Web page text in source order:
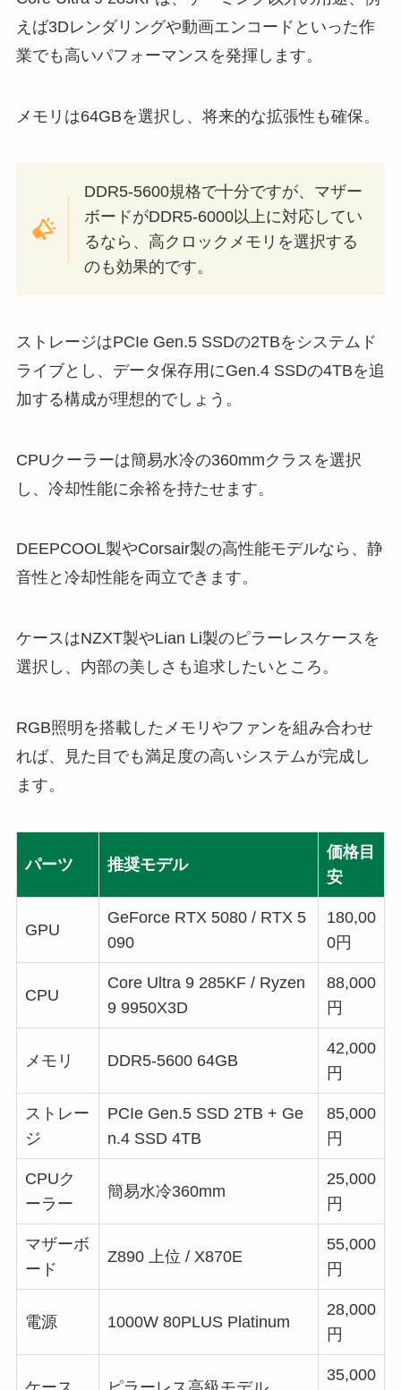
えば3Dレンダリングや動画エンコードといった作
業でも高いパフォーマンスを発揮します。
メモリは64GBを選択し、将来的な拡張性も確保。
DDR5-5600規格で十分ですが、マザー
ボードがDDR5-6000以上に対応してい
るなら、高クロックメモリを選択する
のも効果的です。
ストレージはPCIe Gen.5 SSDの2TBをシステムド
ライブとし、データ保存用にGen.4 SSDの4TBを追
加する構成が理想的でしょう。
CPUクーラーは簡易水冷の360mmクラスを選択
し、冷却性能に余裕を持たせます。
DEEPCOOL製やCorsair製の高性能モデルなら、静
音性と冷却性能を両立できます。
ケースはNZXT製やLian Li製のピラーレスケースを
選択し、内部の美しさも追求したいところ。
RGB照明を搭載したメモリやファンを組み合わせ
れば、見た目でも満足度の高いシステムが完成し
ます。
パーツ 推奨モデル
価格目
安
GPU
GeForce RTX 5080 / RTX 5
090
180,00
0円
CPU
Core Ultra 9 285KF / Ryzen
9 9950X3D
88,000
円
メモリ DDR5-5600 64GB
42,000
円
ストレー
ジ
PCIe Gen.5 SSD 2TB + Ge
n.4 SSD 4TB
85,000
円
CPUク
ーラー
簡易水冷360mm
25,000
円
マザーボ
ード
Z890 上位 / X870E
55,000
円
電源 1000W 80PLUS Platinum
28,000
円
35,000